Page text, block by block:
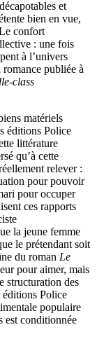
et
bien en vue,
confort
: une fois
à l’univers
publiée à
class
matériels
éditions Police
littérature
qu’à cette
relever :
pour pouvoir
pour occuper
ces rapports
la jeune femme
le prétendant soit
du roman Le
pour aimer, mais
structuration des
éditions Police
populaire
est conditionnée